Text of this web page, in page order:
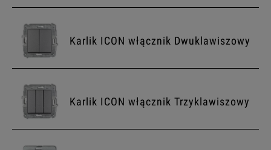
Karlik ICON włącznik Dwuklawiszowy
Karlik ICON włącznik Trzyklawiszowy